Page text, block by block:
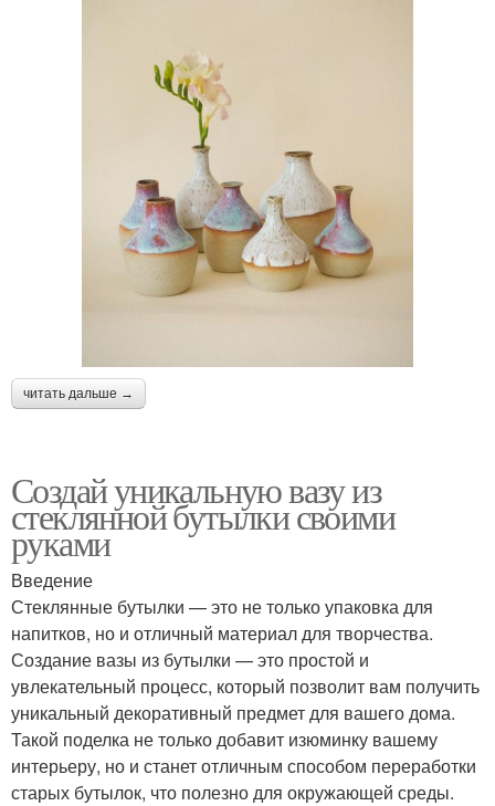
читать дальше →
Создай уникальную вазу из
стеклянной бутылки своими
руками
Введение
Стеклянные бутылки — это не только упаковка для
напитков, но и отличный материал для творчества.
Создание вазы из бутылки — это простой и
увлекательный процесс, который позволит вам получить
уникальный декоративный предмет для вашего дома.
Такой поделка не только добавит изюминку вашему
интерьеру, но и станет отличным способом переработки
старых бутылок, что полезно для окружающей среды.